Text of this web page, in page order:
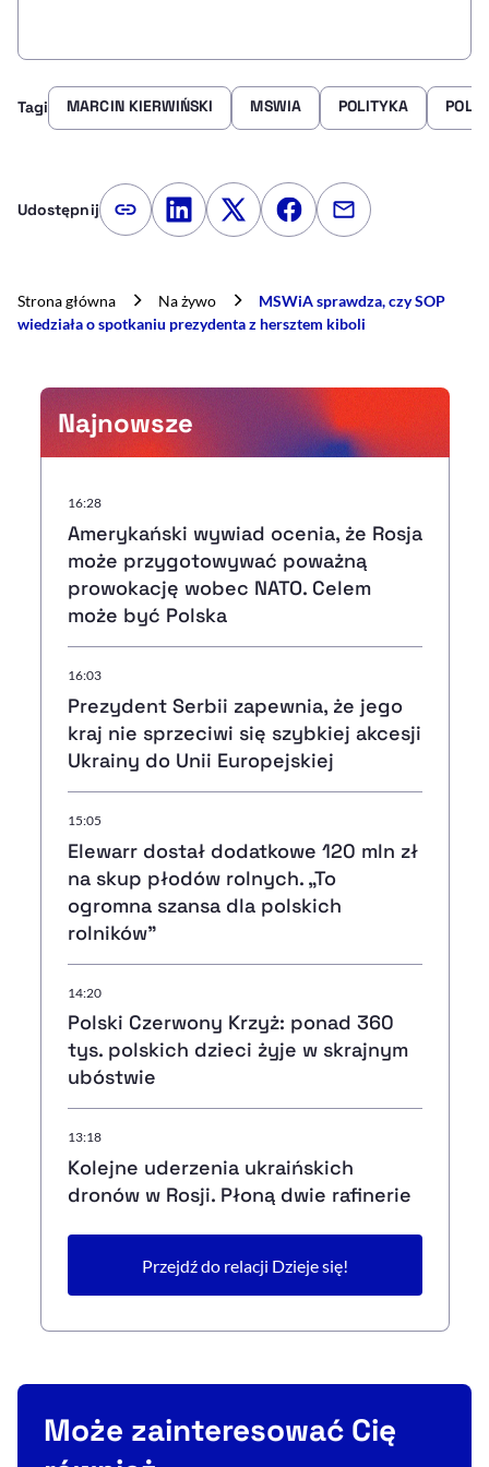
Najnowsze
16:28
Amerykański wywiad ocenia, że Rosja
może przygotowywać poważną
prowokację wobec NATO. Celem
może być Polska
16:03
Prezydent Serbii zapewnia, że jego
kraj nie sprzeciwi się szybkiej akcesji
Ukrainy do Unii Europejskiej
15:05
Elewarr dostał dodatkowe 120 mln zł
na skup płodów rolnych. „To
ogromna szansa dla polskich
rolników”
14:20
Polski Czerwony Krzyż: ponad 360
tys. polskich dzieci żyje w skrajnym
ubóstwie
13:18
Kolejne uderzenia ukraińskich
dronów w Rosji. Płoną dwie rafinerie
Przejdź do relacji Dzieje się!
Tagi MARCIN KIERWIŃSKI MSWIA POLITYKA
Udostępnij Kopiuj link artykułu
Udostępnij na LinkedIn
Udostępnij na Twitterze
Udostępnij na
Udostępnij
Strona główna Na żywo
MSWiA sprawdza, czy SOP
wiedziała o spotkaniu prezydenta z hersztem kiboli
Może zainteresować Cię